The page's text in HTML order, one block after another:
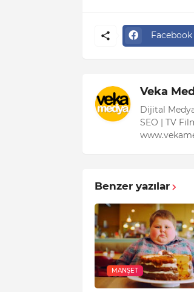
Facebook
Veka
Dijital
SEO | TV
Benzer yazılar
MANŞET